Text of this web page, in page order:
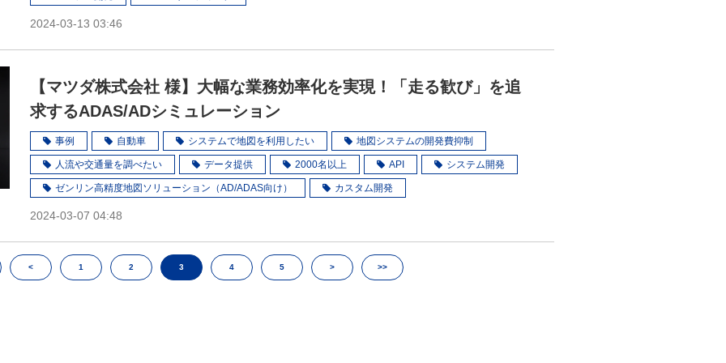
2024-03-13 03:46
【マツダ株式会社 様】大幅な業務効率化を実現！「走る歓び」を追
求するADAS/ADシミュレーション
事例 自動車 システムで地図を利用したい 地図システムの開発費抑制
人流や交通量を調べたい データ提供 2000名以上 API システム開発
ゼンリン高精度地図ソリューション（AD/ADAS向け） カスタム開発
2024-03-07 04:48
< 1 2 3 4 5 > >>